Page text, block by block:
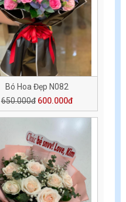
Bó Hoa Đẹp N082
650.000đ 600.000đ